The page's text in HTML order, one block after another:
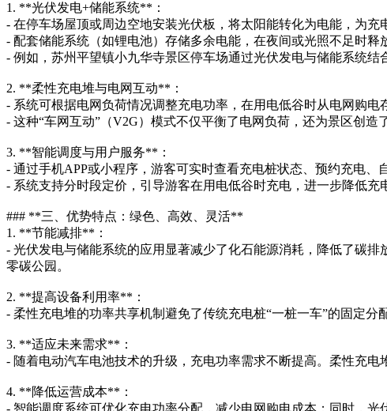
1. **光伏发电+储能系统**：
- 在停车场屋顶或周边空地安装光伏板，将太阳能转化为电能，为充
- 配套储能系统（如锂电池）存储多余电能，在夜间或光照不足时释
- 例如，苏州平望镇小九华寺景区停车场通过光伏发电与储能系统结
2. **柔性充电堆与电网互动**：
- 系统可根据电网负荷情况调整充电功率，在用电低谷时从电网购
- 这种“车网互动”（V2G）模式不仅平衡了电网负荷，还为景区创造
3. **智能调度与用户服务**：
- 通过手机APP或小程序，游客可实时查看充电桩状态、预约充电、
- 系统支持分时段定价，引导游客在用电低谷时充电，进一步降低充
### **三、优势特点：绿色、高效、灵活**
1. **节能减排**：
- 光伏发电与储能系统的应用显著减少了化石能源消耗，降低了碳
零碳公园。
2. **提高设备利用率**：
- 柔性充电堆的功率共享机制避免了传统充电桩“一桩一车”的固定
3. **适应未来需求**：
- 随着电动汽车电池技术的升级，充电功率需求不断提高。柔性充
4. **降低运营成本**：